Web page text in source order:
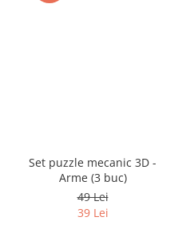
Set puzzle mecanic 3D -
Arme (3 buc)
49 Lei
39 Lei